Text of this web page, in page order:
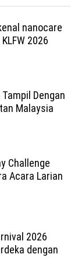
nanocare
2026
Dengan
Malaysia
Challenge
Acara Larian
2026
dengan